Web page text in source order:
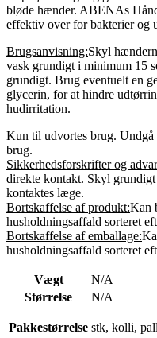
bløde hænder. ABENAs
effektiv over for bakterier og
Brugsanvisning:Skyl
vask grundigt i minimum 15
grundigt. Brug eventuelt en
glycerin, for at hindre
hudirritation.
Kun til udvortes brug.
brug.
Sikkerhedsforskrifter og
direkte kontakt. Skyl
kontaktes læge.
Bortskaffelse af produkt:Kan
husholdningsaffald sorteret
Bortskaffelse af emballage:
husholdningsaffald sorteret
Vægt
N/A
Størrelse
N/A
Pakkestørrelse stk, kolli,